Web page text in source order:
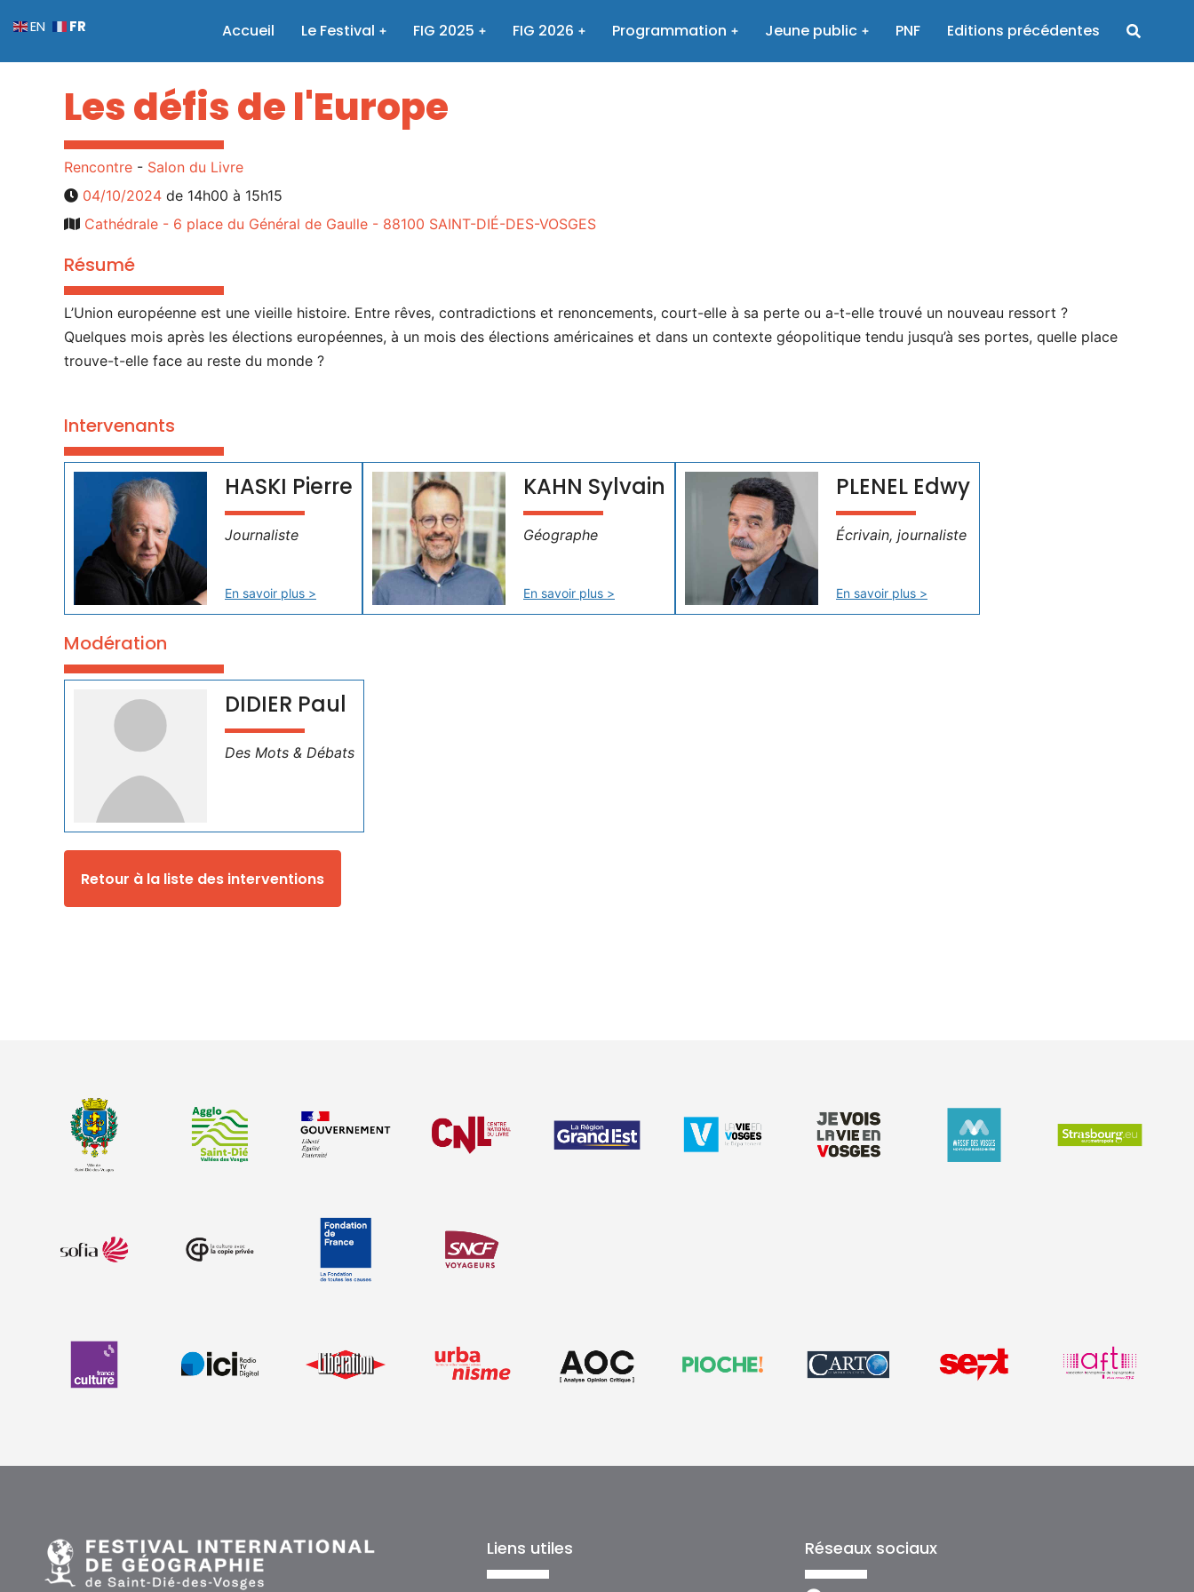
Accueil Le Festival FIG 2025 FIG 2026 Programmation Jeune public PNF Editions précédentes
Les défis de l'Europe
Rencontre - Salon du Livre
04/10/2024 de 14h00 à 15h15
Cathédrale - 6 place du Général de Gaulle - 88100 SAINT-DIÉ-DES-VOSGES
Résumé
L’Union européenne est une vieille histoire. Entre rêves, contradictions et renoncements, court-elle à sa perte ou a-t-elle trouvé un nouveau ressort ?
Quelques mois après les élections européennes, à un mois des élections américaines et dans un contexte géopolitique tendu jusqu’à ses portes, quelle place
trouve-t-elle face au reste du monde ?
Intervenants
HASKI Pierre
Journaliste
En savoir plus >
KAHN Sylvain
Géographe
En savoir plus >
PLENEL Edwy
Écrivain, journaliste
En savoir plus >
Modération
DIDIER Paul
Des Mots & Débats
Retour à la liste des interventions
Liens utiles Réseaux sociaux
EN FR